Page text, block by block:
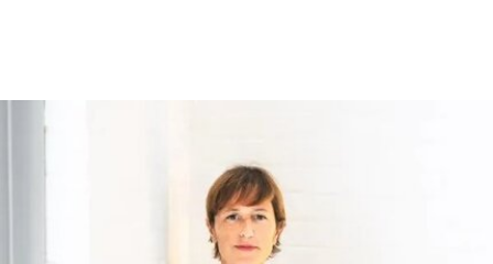
后一家非营利性艺术院校，但近年来持续受招生人
数下降和预算赤字影响导致裁员，最终于今年年初
被范德堡大学收购。根据收购协议，加州艺术学院
将于2026-27学年结束后停止办学。
这笔捐赠是黄仁勋夫妇迄今向教育机构提供的最大